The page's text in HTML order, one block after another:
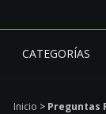
CATEGORÍAS
Inicio > Preguntas